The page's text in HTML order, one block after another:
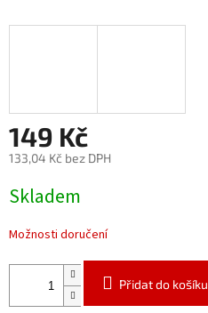
149 Kč
133,04 Kč bez DPH
cena:
Skladem
Možnosti doručení
Přidat do košíku